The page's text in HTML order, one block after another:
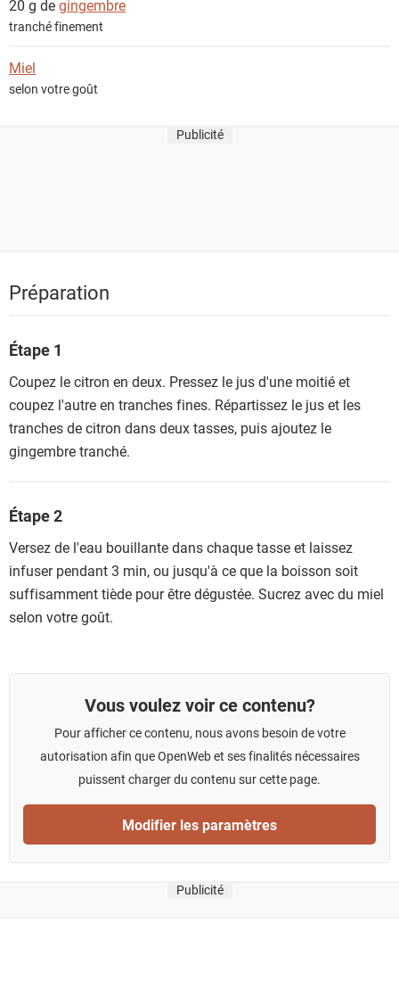
t
20 g degingembre
tranché finement
Miel
selon votre goût
Publicité
Préparation
Étape 1
Coupez le citron en deux. Pressez le jus d'une moitié et
coupez l'autre en tranches fines. Répartissez le jus et les
tranches de citron dans deux tasses, puis ajoutez le
gingembre tranché.
Étape 2
Versez de l'eau bouillante dans chaque tasse et laissez
infuser pendant 3 min, ou jusqu'à ce que la boisson soit
suffisamment tiède pour être dégustée. Sucrez avec du miel
selon votre goût.
Vous voulez voir ce contenu?
Pour afficher ce contenu, nous avons besoin de votre
autorisation afin que OpenWeb et ses finalités nécessaires
puissent charger du contenu sur cette page.
Modifier les paramètres
Publicité